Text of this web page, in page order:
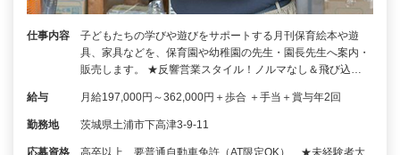
仕事内容
子どもたちの学びや遊びをサポートする月刊保育絵本や遊
具、家具などを、保育園や幼稚園の先生・園長先生へ案内・
販売します。 ★反響営業スタイル！ノルマなし＆飛び込…
給与 月給197,000円～362,000円＋歩合 ＋手当＋賞与年2回
勤務地 茨城県土浦市下高津3-9-11